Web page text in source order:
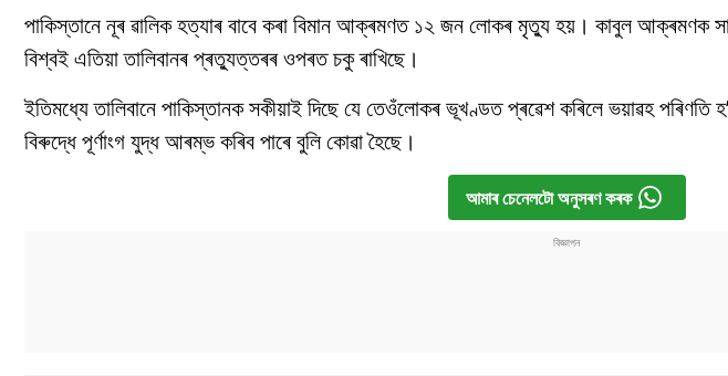
পাকিস্তানে নূৰ ৱালিক হত্যাৰ বাবে কৰা বিমান আক্ৰমণত ১২ জন লোকৰ মৃত্যু হয়। কাবুল আক্ৰমণক
বিশ্বই এতিয়া তালিবানৰ প্ৰত্যুত্তৰৰ ওপৰত চকু ৰাখিছে।
ইতিমধ্যে তালিবানে পাকিস্তানক সকীয়াই দিছে যে তেওঁলোকৰ ভূখণ্ডত প্ৰৱেশ কৰিলে ভয়াৱহ পৰিণতি
বিৰুদ্ধে পূৰ্ণাংগ যুদ্ধ আৰম্ভ কৰিব পাৰে বুলি কোৱা হৈছে।
আমাৰ চেনেলটো অনুসৰণ কৰক